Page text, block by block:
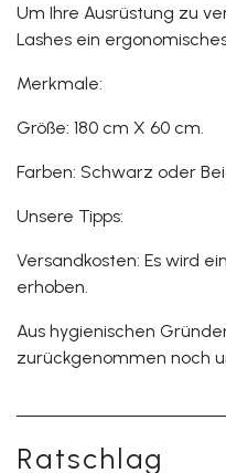
Um Ihre Ausrüstung zu
Lashes ein
Merkmale:
Größe: 180 cm X 60 cm.
Farben: Schwarz oder
Unsere Tipps:
Versandkosten: Es wird
erhoben.
Aus hygienischen
zurückgenommen noch
Ratschlag